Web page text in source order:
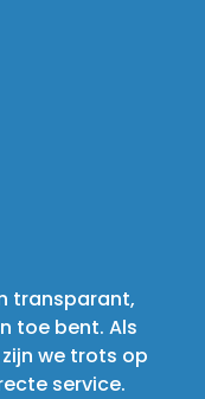
transparant,
toe bent. Als
we trots op
service.